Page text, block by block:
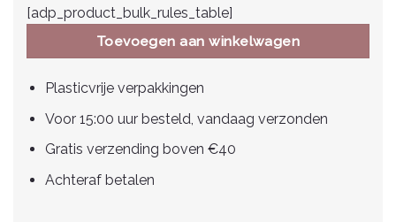
op
klantbeoordeling
[adp_product_bulk_rules_table]
Toevoegen aan winkelwagen
Plasticvrije verpakkingen
Voor 15:00 uur besteld, vandaag verzonden
Gratis verzending boven €40
Achteraf betalen